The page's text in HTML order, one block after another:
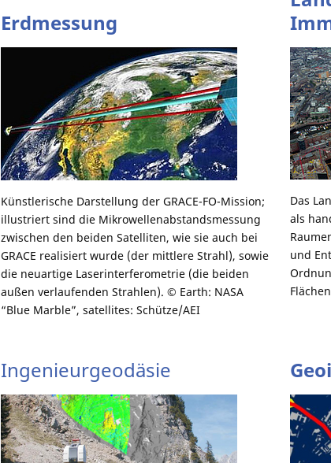
Erdmessung
Künstlerische Darstellung der GRACE-FO-Mission;
illustriert sind die Mikrowellenabstandsmessung
zwischen den beiden Satelliten, wie sie auch bei
GRACE realisiert wurde (der mittlere Strahl), sowie
die neuartige Laserinterferometrie (die beiden
außen verlaufenden Strahlen). © Earth: NASA
“Blue Marble”, satellites: Schütze/AEI
Das
als
und
Ingenieurgeodäsie